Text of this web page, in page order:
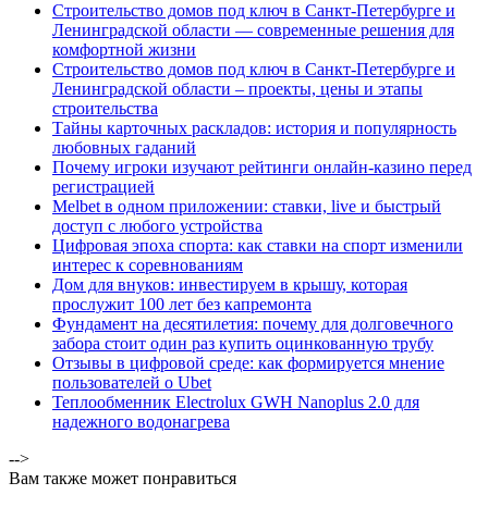
Строительство домов под ключ в Санкт-Петербурге и
Ленинградской области — современные решения для
комфортной жизни
Строительство домов под ключ в Санкт-Петербурге и
Ленинградской области – проекты, цены и этапы
строительства
Тайны карточных раскладов: история и популярность
любовных гаданий
Почему игроки изучают рейтинги онлайн-казино перед
регистрацией
Melbet в одном приложении: ставки, live и быстрый
доступ с любого устройства
Цифровая эпоха спорта: как ставки на спорт изменили
интерес к соревнованиям
Дом для внуков: инвестируем в крышу, которая
прослужит 100 лет без капремонта
Фундамент на десятилетия: почему для долговечного
забора стоит один раз купить оцинкованную трубу
Отзывы в цифровой среде: как формируется мнение
пользователей о Ubet
Теплообменник Electrolux GWH Nanoplus 2.0 для
надежного водонагрева
-->
Вам также может понравиться